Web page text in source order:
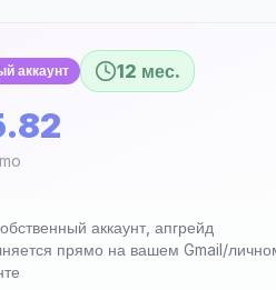
аккаунт 12 мес.
аккаунт, апгрейд
прямо на вашем Gmail/